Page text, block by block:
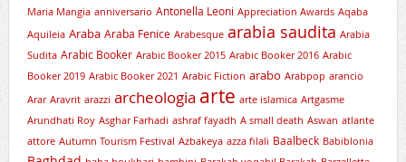
Maria Mangia anniversario Antonella Leoni Appreciation Awards Aqaba
Aquileia Araba Araba Fenice Arabesque arabia saudita Arabia
Sudita Arabic Booker Arabic Booker 2015 Arabic Booker 2016 Arabic
Booker 2019 Arabic Booker 2021 Arabic Fiction arabo Arabpop arancio
Arar Aravrit arazzi archeologia arte arte islamica Artgasme
Arundhati Roy Asghar Farhadi ashraf fayadh A small death Aswan atlante
attore Autumn Tourism Festival Azbakeya azza filali Baalbeck Babiblonia